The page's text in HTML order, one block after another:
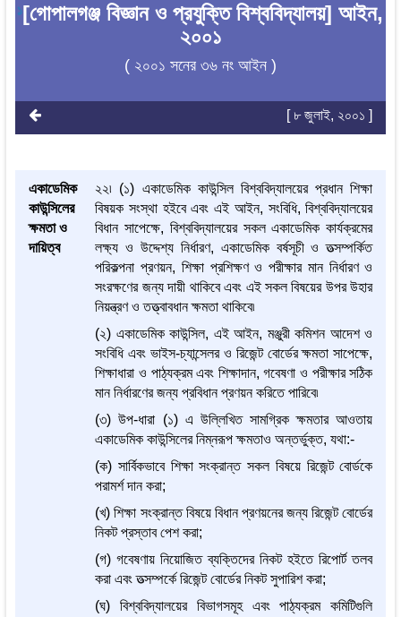
1[গোপালগঞ্জ বিজ্ঞান ও প্রযুক্তি বিশ্ববিদ্যালয়] আইন,
২০০১
( ২০০১ সনের ৩৬ নং আইন )
[ ৮ জুলাই, ২০০১ ]
একাডেমিক
কাউন্সিলের
ক্ষমতা ও
দায়িত্ব
২২৷ (১) একাডেমিক কাউন্সিল বিশ্ববিদ্যালয়ের প্রধান শিক্ষা
বিষয়ক সংস্থা হইবে এবং এই আইন, সংবিধি, বিশ্ববিদ্যালয়ের
বিধান সাপেক্ষে, বিশ্ববিদ্যালয়ের সকল একাডেমিক কার্যক্রমের
লক্ষ্য ও উদ্দেশ্য নির্ধারণ, একাডেমিক বর্ষসূচী ও তত্সম্পর্কিত
পরিকল্পনা প্রণয়ন, শিক্ষা প্রশিক্ষণ ও পরীক্ষার মান নির্ধারণ ও
সংরক্ষণের জন্য দায়ী থাকিবে এবং এই সকল বিষয়ের উপর উহার
নিয়ন্ত্রণ ও তত্ত্বাবধান ক্ষমতা থাকিবে৷
(২) একাডেমিক কাউন্সিল, এই আইন, মঞ্জুরী কমিশন আদেশ ও
সংবিধি এবং ভাইস-চ্যান্সেলর ও রিজেন্ট বোর্ডের ক্ষমতা সাপেক্ষে,
শিক্ষাধারা ও পাঠ্যক্রম এবং শিক্ষাদান, গবেষণা ও পরীক্ষার সঠিক
মান নির্ধারণের জন্য প্রবিধান প্রণয়ন করিতে পারিবে৷
(৩) উপ-ধারা (১) এ উল্লিখিত সামগ্রিক ক্ষমতার আওতায়
একাডেমিক কাউন্সিলের নিম্নরূপ ক্ষমতাও অন্তর্ভুক্ত, যথা:-
(ক) সার্বিকভাবে শিক্ষা সংক্রান্ত সকল বিষয়ে রিজেন্ট বোর্ডকে
পরামর্শ দান করা;
(খ) শিক্ষা সংক্রান্ত বিষয়ে বিধান প্রণয়নের জন্য রিজেন্ট বোর্ডের
নিকট প্রস্তাব পেশ করা;
(গ) গবেষণায় নিয়োজিত ব্যক্তিদের নিকট হইতে রিপোর্ট তলব
করা এবং তত্সম্পর্কে রিজেন্ট বোর্ডের নিকট সুপারিশ করা;
(ঘ) বিশ্ববিদ্যালয়ের বিভাগসমূহ এবং পাঠ্যক্রম কমিটিগুলি